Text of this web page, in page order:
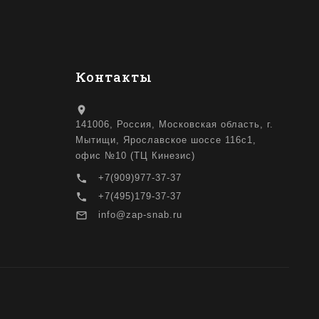
Контакты
location_on
141006, Россия, Московская область, г.
Мытищи, Ярославское шоссе 116с1,
офис №10 (ТЦ Кинезис)
local_phone +7(909)977-37-37
local_phone +7(495)179-37-37
mail_outline info@zap-snab.ru